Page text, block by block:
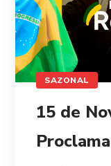
SAZONAL
15 de